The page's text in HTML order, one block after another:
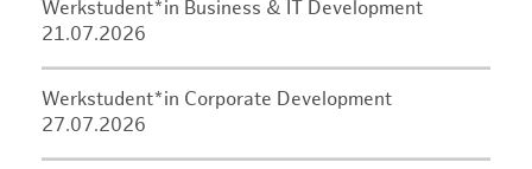
Werkstudent*in Business & IT Development
21.07.2026
Werkstudent*in Corporate Development
27.07.2026